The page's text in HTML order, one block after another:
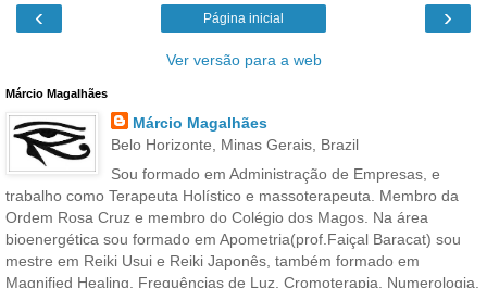
‹ ›
Página inicial
Ver versão para a web
Márcio Magalhães
Márcio Magalhães
Belo Horizonte, Minas Gerais, Brazil
Sou formado em Administração de Empresas, e
trabalho como Terapeuta Holístico e massoterapeuta. Membro da
Ordem Rosa Cruz e membro do Colégio dos Magos. Na área
bioenergética sou formado em Apometria(prof.Faiçal Baracat) sou
mestre em Reiki Usui e Reiki Japonês, também formado em
Magnified Healing, Frequências de Luz, Cromoterapia, Numerologia,